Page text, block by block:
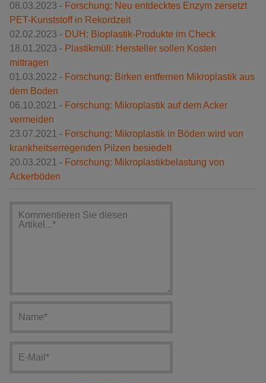
08.03.2023 - Forschung: Neu entdecktes Enzym zersetzt
PET-Kunststoff in Rekordzeit
02.02.2023 - DUH: Bioplastik-Produkte im Check
18.01.2023 - Plastikmüll: Hersteller sollen Kosten
mittragen
01.03.2022 - Forschung: Birken entfernen Mikroplastik aus
dem Boden
06.10.2021 - Forschung: Mikroplastik auf dem Acker
vermeiden
23.07.2021 - Forschung: Mikroplastik in Böden wird von
krankheitserregenden Pilzen besiedelt
20.03.2021 - Forschung: Mikroplastikbelastung von
Ackerböden